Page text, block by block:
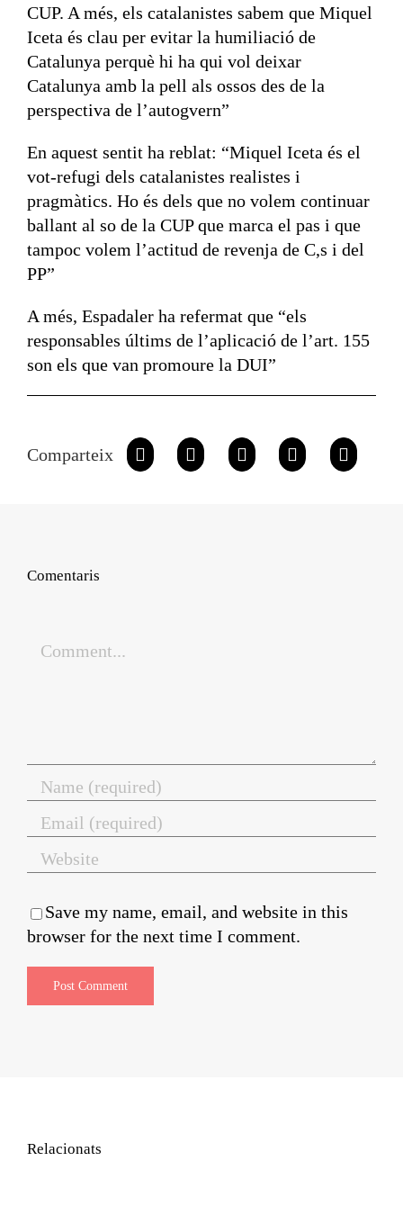
CUP. A més, els catalanistes sabem que Miquel
Iceta és clau per evitar la humiliació de
Catalunya perquè hi ha qui vol deixar
Catalunya amb la pell als ossos des de la
perspectiva de l’autogvern”
En aquest sentit ha reblat: “Miquel Iceta és el
vot-refugi dels catalanistes realistes i
pragmàtics. Ho és dels que no volem continuar
ballant al so de la CUP que marca el pas i que
tampoc volem l’actitud de revenja de C,s i del
PP”
A més, Espadaler ha refermat que “els
responsables últims de l’aplicació de l’art. 155
son els que van promoure la DUI”
Comparteix
Comentaris
Comment
Save my name, email, and website in this
browser for the next time I comment.
Relacionats